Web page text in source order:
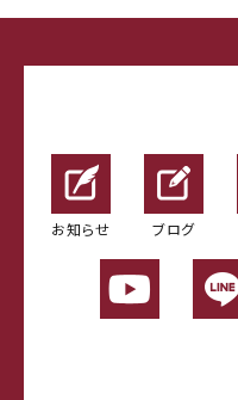
お知らせ ブログ